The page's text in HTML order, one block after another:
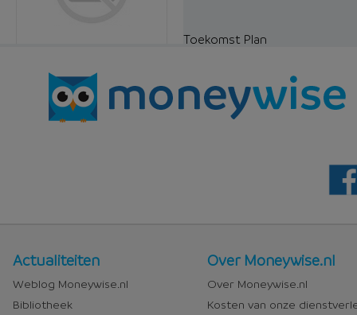
Toekomst Plan
Nieuws
en
media
Actualiteiten
Weblog Moneywise.nl
Bibliotheek
Over
Moneywise
Over Moneywise.nl
Over Moneywise.nl
Kosten van onze